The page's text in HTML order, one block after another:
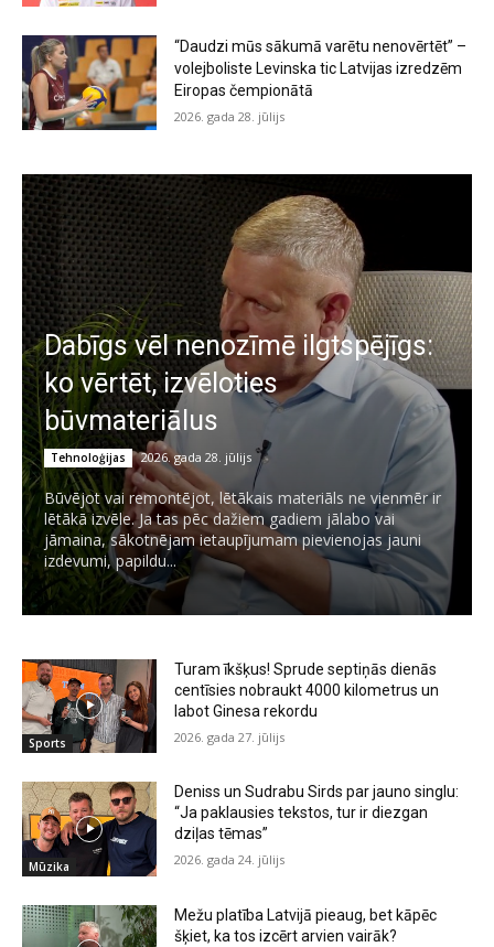
“Daudzi mūs sākumā varētu nenovērtēt” –
volejboliste Levinska tic Latvijas izredzēm
Eiropas čempionātā
2026. gada 28. jūlijs
Dabīgs vēl nenozīmē ilgtspējīgs:
ko vērtēt, izvēloties
būvmateriālus
Tehnoloģijas 2026. gada 28. jūlijs
Būvējot vai remontējot, lētākais materiāls ne vienmēr ir
lētākā izvēle. Ja tas pēc dažiem gadiem jālabo vai
jāmaina, sākotnējam ietaupījumam pievienojas jauni
izdevumi, papildu...
Sports
Turam īkšķus! Sprude septiņās dienās
centīsies nobraukt 4000 kilometrus un
labot Ginesa rekordu
2026. gada 27. jūlijs
Mūzika
Deniss un Sudrabu Sirds par jauno singlu:
“Ja paklausies tekstos, tur ir diezgan
dziļas tēmas”
2026. gada 24. jūlijs
Mežu platība Latvijā pieaug, bet kāpēc
šķiet, ka tos izcērt arvien vairāk?